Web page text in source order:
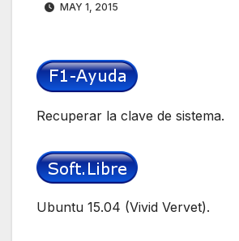
MAY 1, 2015
Recuperar la clave de sistema.
Ubuntu 15.04 (Vivid Vervet).